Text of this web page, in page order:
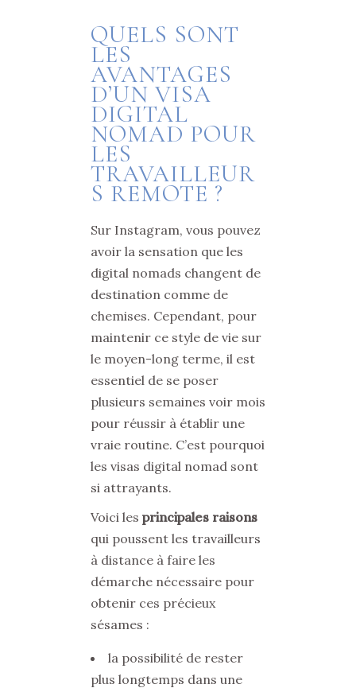
QUELS SONT
LES
AVANTAGES
D’UN VISA
DIGITAL
NOMAD POUR
LES
TRAVAILLEUR
S REMOTE ?
Sur Instagram, vous pouvez
avoir la sensation que les
digital nomads changent de
destination comme de
chemises. Cependant, pour
maintenir ce style de vie sur
le moyen-long terme, il est
essentiel de se poser
plusieurs semaines voir mois
pour réussir à établir une
vraie routine. C’est pourquoi
les visas digital nomad sont
si attrayants.
Voici les principales raisons
qui poussent les travailleurs
à distance à faire les
démarche nécessaire pour
obtenir ces précieux
sésames :
la possibilité de rester
plus longtemps dans une